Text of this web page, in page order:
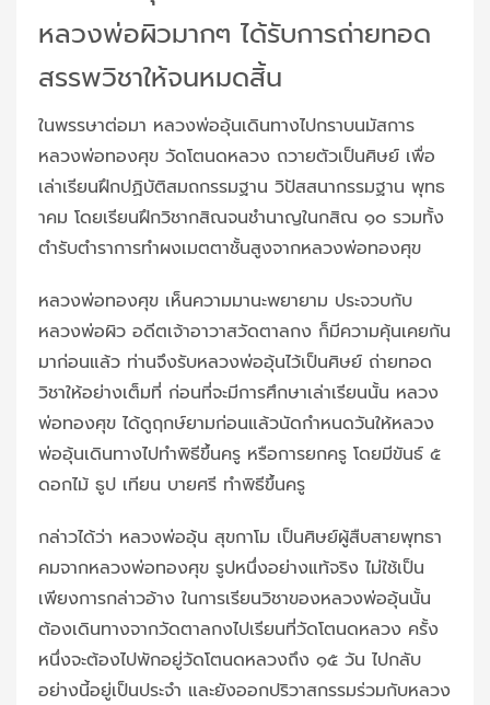
หลวงพ่อผิวมากๆ ได้รับการถ่ายทอด
สรรพวิชาให้จนหมดสิ้น
ในพรรษาต่อมา หลวงพ่ออุ้นเดินทางไปกราบนมัสการ
หลวงพ่อทองศุข วัดโตนดหลวง ถวายตัวเป็นศิษย์ เพื่อ
เล่าเรียนฝึกปฏิบัติสมถกรรมฐาน วิปัสสนากรรมฐาน พุทธ
าคม โดยเรียนฝึกวิชากสิณจนชำนาญในกสิณ ๑๐ รวมทั้ง
ตำรับตำราการทำผงเมตตาชั้นสูงจากหลวงพ่อทองศุข
หลวงพ่อทองศุข เห็นความมานะพยายาม ประจวบกับ
หลวงพ่อผิว อดีตเจ้าอาวาสวัดตาลกง ก็มีความคุ้นเคยกัน
มาก่อนแล้ว ท่านจึงรับหลวงพ่ออุ้นไว้เป็นศิษย์ ถ่ายทอด
วิชาให้อย่างเต็มที่ ก่อนที่จะมีการศึกษาเล่าเรียนนั้น หลวง
พ่อทองศุข ได้ดูฤกษ์ยามก่อนแล้วนัดกำหนดวันให้หลวง
พ่ออุ้นเดินทางไปทำพิธีขึ้นครู หรือการยกครู โดยมีขันธ์ ๕
ดอกไม้ ธูป เทียน บายศรี ทำพิธีขึ้นครู
กล่าวได้ว่า หลวงพ่ออุ้น สุขกาโม เป็นศิษย์ผู้สืบสายพุทธา
คมจากหลวงพ่อทองศุข รูปหนึ่งอย่างแท้จริง ไม่ใช้เป็น
เพียงการกล่าวอ้าง ในการเรียนวิชาของหลวงพ่ออุ้นนั้น
ต้องเดินทางจากวัดตาลกงไปเรียนที่วัดโตนดหลวง ครั้ง
หนึ่งจะต้องไปพักอยู่วัดโตนดหลวงถึง ๑๕ วัน ไปกลับ
อย่างนี้อยู่เป็นประจำ และยังออกปริวาสกรรมร่วมกับหลวง